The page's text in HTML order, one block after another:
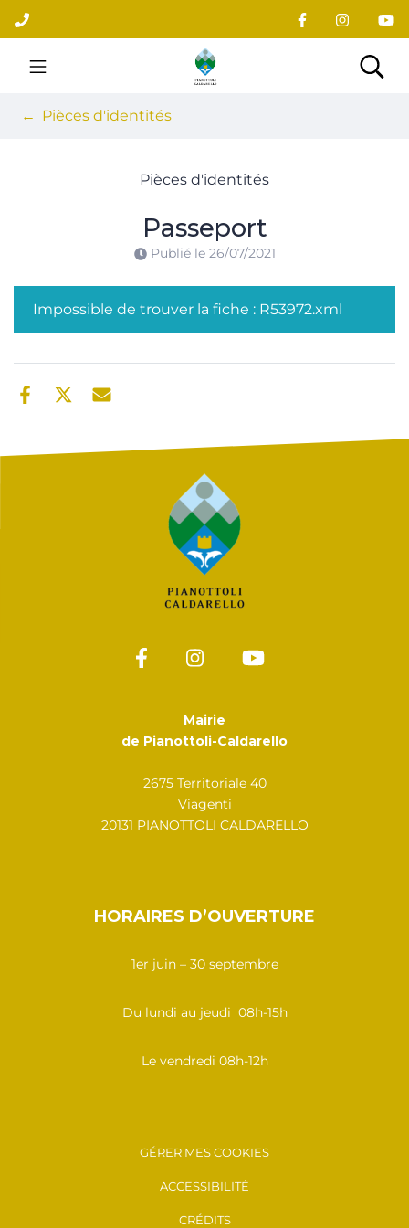
Aller
au
contenu
Site officiel du village
Pièces d'identités
Pièces d'identités
Passeport
Publié le 26/07/2021
Impossible de trouver la fiche : R53972.xml
Mairie
de Pianottoli-Caldarello
2675 Territoriale 40
Viagenti
20131 PIANOTTOLI CALDARELLO
HORAIRES D’OUVERTURE
1er juin – 30 septembre
Du lundi au jeudi 08h-15h
Le vendredi 08h-12h
GÉRER MES COOKIES
ACCESSIBILITÉ
CRÉDITS